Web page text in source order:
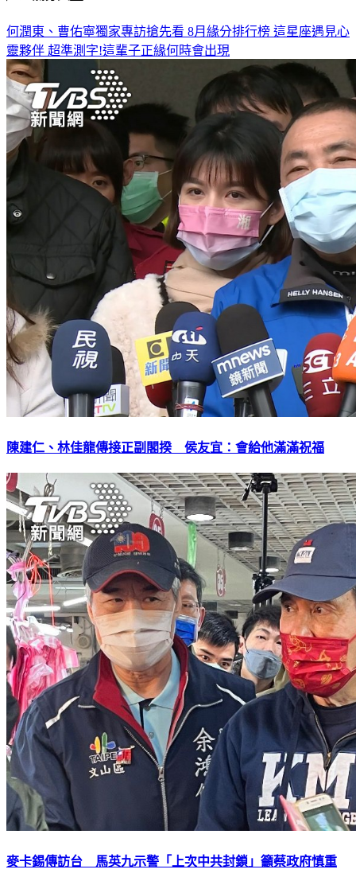
何潤東、曹佑寧獨家專訪搶先看 8月緣分排行榜 這星座遇見心
靈夥伴 超準測字!這輩子正緣何時會出現
陳建仁、林佳龍傳接正副閣揆 侯友宜：會給他滿滿祝福
麥卡錫傳訪台 馬英九示警「上次中共封鎖」籲蔡政府慎重